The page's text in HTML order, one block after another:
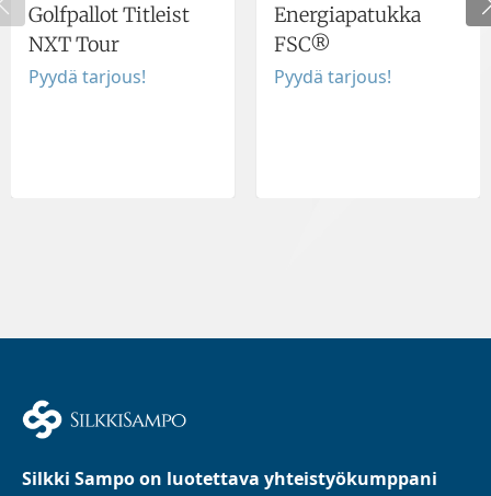
Golfpallot Titleist
NXT Tour
Pyydä tarjous!
Energiapatukka
FSC®
Pyydä tarjous!
Silkki Sampo on luotettava yhteistyökumppani